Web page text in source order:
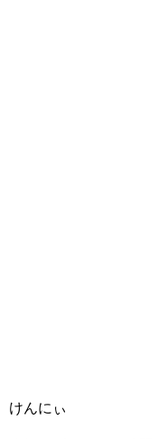
けんにぃ